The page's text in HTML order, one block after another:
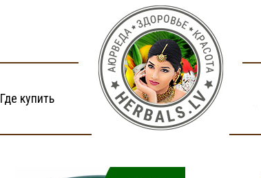
Где купить